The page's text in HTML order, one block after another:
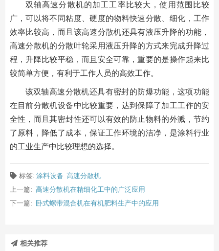
双轴高速分散机的加工工率比较大，使用范围比较
广，可以将不同粘度、硬度的物料快速分散、细化，工作
效率比较高，而且该高速分散机还具有液压升降的功能，
高速分散机的分散叶轮采用液压升降的方式来完成升降过
程，升降比较平稳，而且安全可靠，重要的是操作起来比
较简单方便，有利于工作人员的高效工作。
该双轴高速分散机还具有密封的防爆功能，这项功能
在目前分散机设备中比较重要，达到保障了加工工作的安
全性，而且其密封性还可以有效的防止物料的外溅，节约
了原料，降低了成本，保证工作环境的洁净，是涂料行业
的工业生产中比较理想的选择。
标签: 涂料设备 高速分散机
上一篇: 高速分散机在精细化工中的广泛应用
下一篇: 卧式螺带混合机在有机肥料生产中的应用
相关推荐